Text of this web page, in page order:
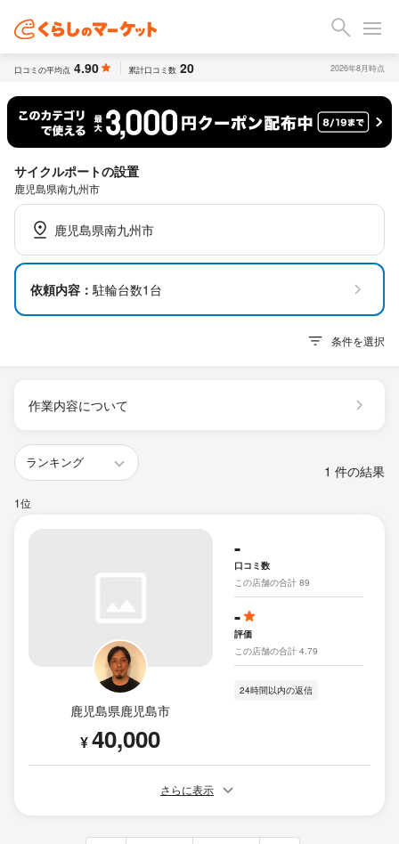
口コミの平均点 4.90 累計口コミ数 20 2026年8月時点
サイクルポートの設置
鹿児島県南九州市
鹿児島県南九州市
依頼内容： 駐輪台数1台
条件を選択
作業内容について
1 件の結果
1位
鹿児島県鹿児島市
¥40,000
-
口コミ数
この店舗の合計 89
-
評価
この店舗の合計 4.79
24時間以内の返信
さらに表示